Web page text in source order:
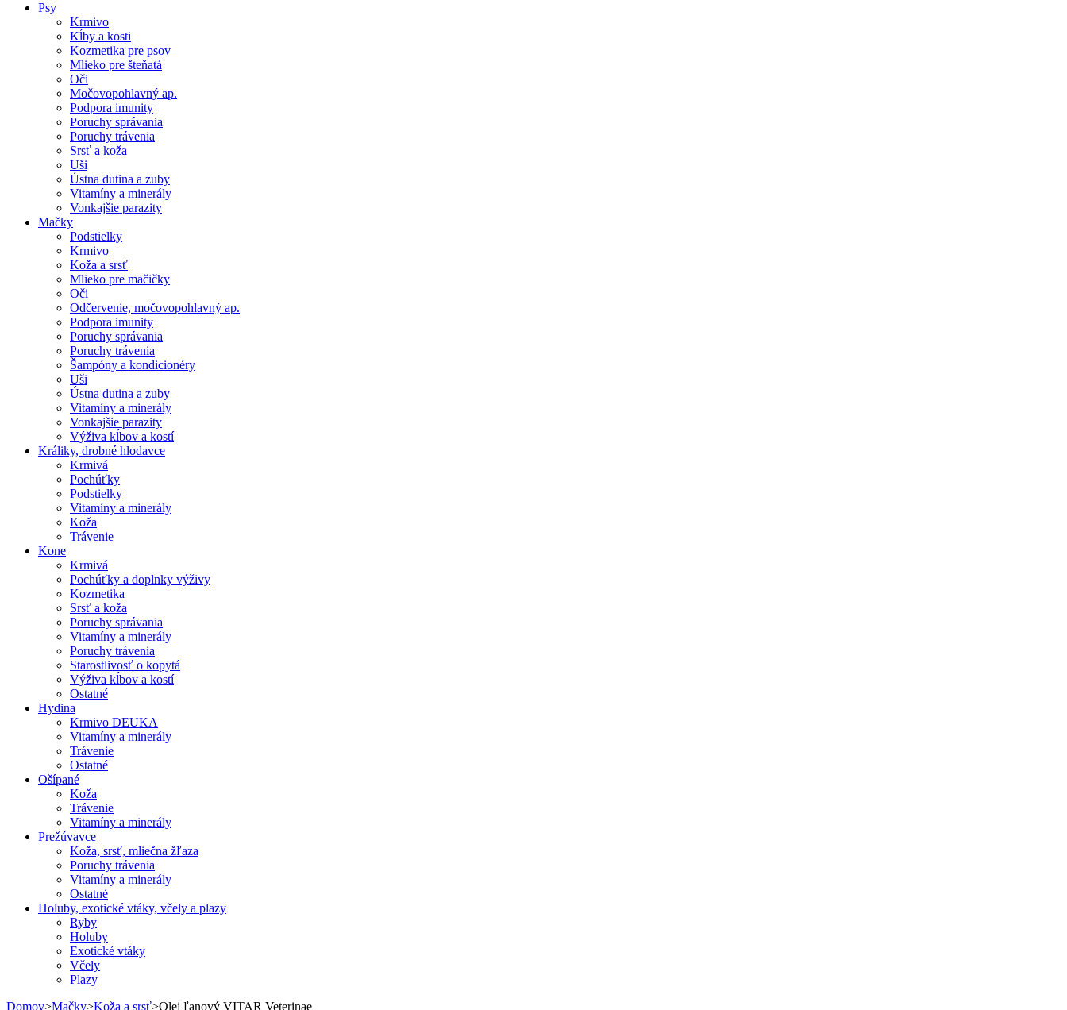
Psy
Krmivo
Kĺby a kosti
Kozmetika pre psov
Mlieko pre šteňatá
Oči
Močovopohlavný ap.
Podpora imunity
Poruchy správania
Poruchy trávenia
Srsť a koža
Uši
Ústna dutina a zuby
Vitamíny a minerály
Vonkajšie parazity
Mačky
Podstielky
Krmivo
Koža a srsť
Mlieko pre mačičky
Oči
Odčervenie, močovopohlavný ap.
Podpora imunity
Poruchy správania
Poruchy trávenia
Šampóny a kondicionéry
Uši
Ústna dutina a zuby
Vitamíny a minerály
Vonkajšie parazity
Výživa kĺbov a kostí
Králiky, drobné hlodavce
Krmivá
Pochúťky
Podstielky
Vitamíny a minerály
Koža
Trávenie
Kone
Krmivá
Pochúťky a doplnky výživy
Kozmetika
Srsť a koža
Poruchy správania
Vitamíny a minerály
Poruchy trávenia
Starostlivosť o kopytá
Výživa kĺbov a kostí
Ostatné
Hydina
Krmivo DEUKA
Vitamíny a minerály
Trávenie
Ostatné
Ošípané
Koža
Trávenie
Vitamíny a minerály
Prežúvavce
Koža, srsť, mliečna žľaza
Poruchy trávenia
Vitamíny a minerály
Ostatné
Holuby, exotické vtáky, včely a plazy
Ryby
Holuby
Exotické vtáky
Včely
Plazy
Domov>Mačky>Koža a srsť>Olej ľanový VITAR Veterinae